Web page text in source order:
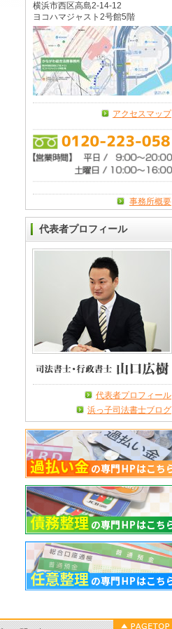
横浜市西区高島2-14-12
ヨコハマジャスト2号館5階
アクセスマップ
事務所概要
代表者プロフィール
代表者プロフィール
浜っ子司法書士ブログ